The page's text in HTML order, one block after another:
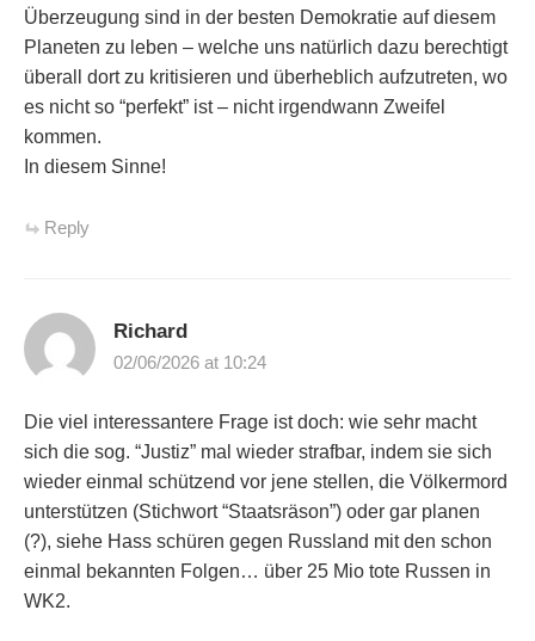
Überzeugung sind in der besten Demokratie auf diesem
Planeten zu leben – welche uns natürlich dazu berechtigt
überall dort zu kritisieren und überheblich aufzutreten, wo
es nicht so “perfekt” ist – nicht irgendwann Zweifel
kommen.
In diesem Sinne!
Reply
Richard
02/06/2026 at 10:24
Die viel interessantere Frage ist doch: wie sehr macht
sich die sog. “Justiz” mal wieder strafbar, indem sie sich
wieder einmal schützend vor jene stellen, die Völkermord
unterstützen (Stichwort “Staatsräson”) oder gar planen
(?), siehe Hass schüren gegen Russland mit den schon
einmal bekannten Folgen… über 25 Mio tote Russen in
WK2.